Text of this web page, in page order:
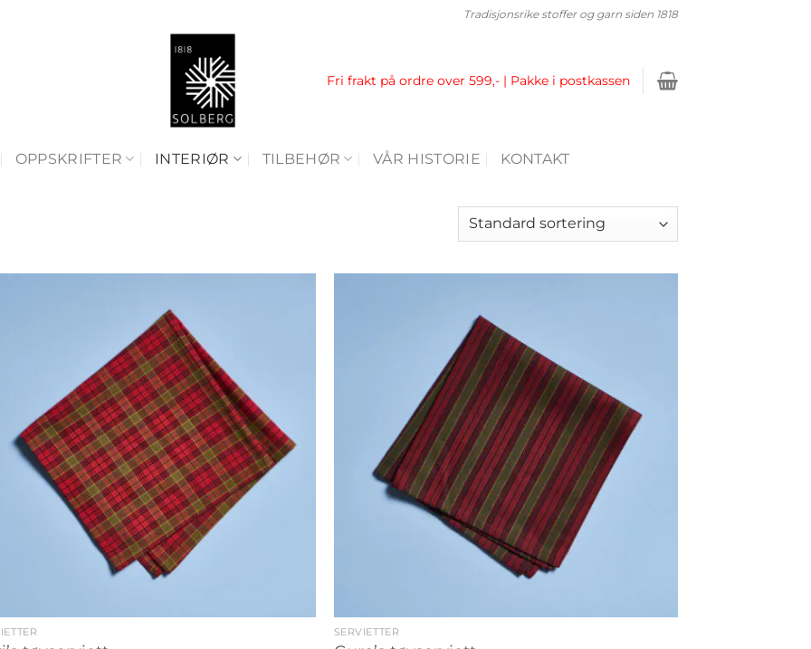
Tradisjonsrike stoffer og garn siden 1818
Fri frakt på ordre over 599,- | Pakke i postkassen
OPPSKRIFTER INTERIØR TILBEHØR VÅR HISTORIE KONTAKT
SERVIETTER